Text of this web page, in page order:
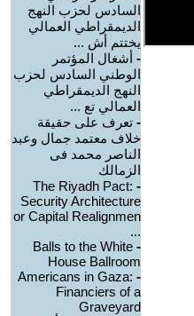
السادس لحزب النهج
الديمقراطي العمالي
يختتم أش ...
- أشغال المؤتمر
الوطني السادس لحزب
النهج الديمقراطي
العمالي تع ...
- تعرف على حقيقة
خلاف معتمد جمال وعبد
الناصر محمد فى
الزمالك
-
The Riyadh Pact:
Security Architecture
or Capital Realignmen
...
-
Balls to the White
House Ballroom
-
Americans in Gaza:
Financiers of a
Graveyard